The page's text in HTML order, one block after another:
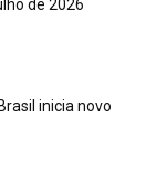
de 2026
inicia novo